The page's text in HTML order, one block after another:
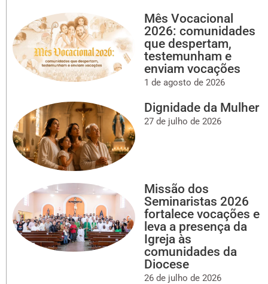
Mês Vocacional
2026: comunidades
que despertam,
testemunham e
enviam vocações
1 de agosto de 2026
Dignidade da Mulher
27 de julho de 2026
Missão dos
Seminaristas 2026
fortalece vocações e
leva a presença da
Igreja às
comunidades da
Diocese
26 de julho de 2026